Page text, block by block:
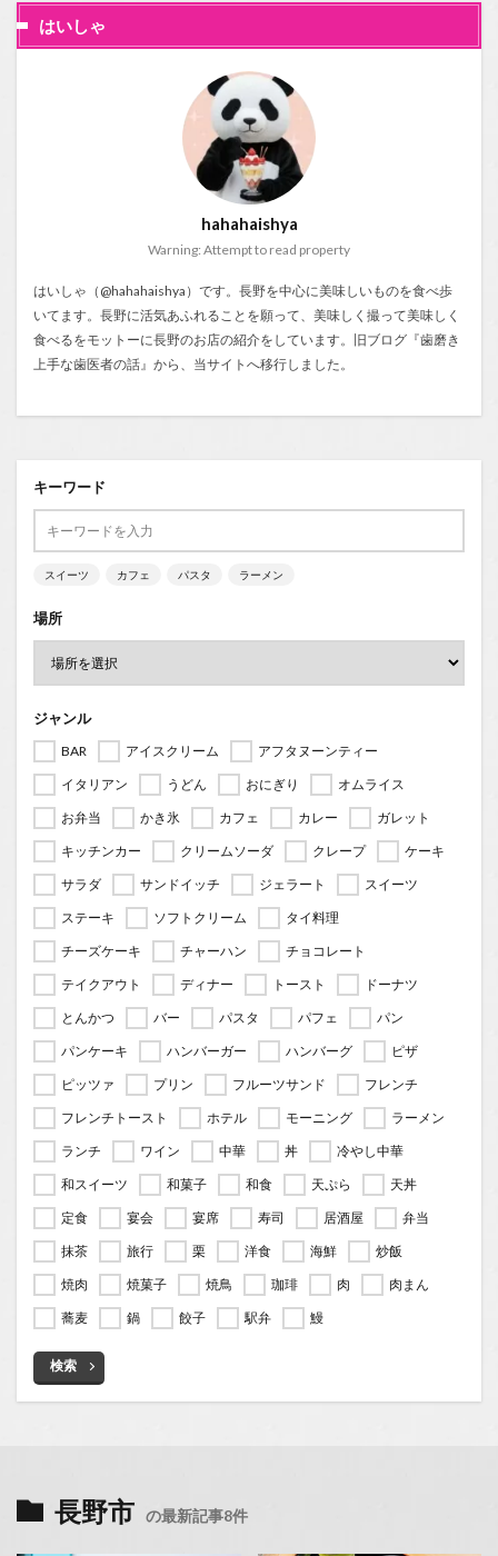
はいしゃ
hahahaishya
Warning: Attempt to read property
はいしゃ（@hahahaishya）です。長野を中心に美味しいものを食べ歩
いてます。長野に活気あふれることを願って、美味しく撮って美味しく
食べるをモットーに長野のお店の紹介をしています。旧ブログ『歯磨き
上手な歯医者の話 』から、当サイトへ移行しました。
キーワード
スイーツ カフェ パスタ ラーメン
場所
ジャンル
BAR アイスクリーム
アフタヌーンティー
イタリアン
うどん おにぎり
オムライス
お弁当
かき氷 カフェ カレー
ガレット
キッチンカー
クリームソーダ クレープ
ケーキ
サラダ
サンドイッチ ジェラート
スイーツ
ステーキ
ソフトクリーム
タイ料理
チーズケーキ
チャーハン
チョコレート
テイクアウト
ディナー トースト
ドーナツ
とんかつ
バー パスタ パフェ
パン
パンケーキ
ハンバーガー ハンバーグ
ピザ
ピッツァ
プリン フルーツサンド
フレンチ
フレンチトースト
ホテル モーニング
ラーメン
ランチ
ワイン 中華 丼
冷やし中華
和スイーツ
和菓子 和食 天ぷら
天丼
定食
宴会 宴席 寿司 居酒屋
弁当
抹茶
旅行 栗 洋食 海鮮
炒飯
焼肉
焼菓子 焼鳥 珈琲 肉
肉まん
蕎麦
鍋 餃子 駅弁 鰻
検索
長野市 の最新記事8件